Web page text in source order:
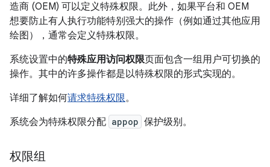
造商 (OEM) 可以定义特殊权限。此外，如果平台和 OEM
想要防止有人执行功能特别强大的操作（例如通过其他应用
绘图），通常会定义特殊权限。
系统设置中的特殊应用访问权限页面包含一组用户可切换的
操作。其中的许多操作都是以特殊权限的形式实现的。
详细了解如何请求特殊权限。
系统会为特殊权限分配 appop 保护级别。
权限组